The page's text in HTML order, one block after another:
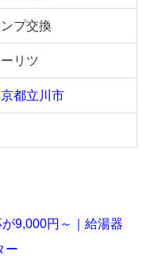
プ交換
ーリツ
都立川市
9,000円～｜給湯器
ー